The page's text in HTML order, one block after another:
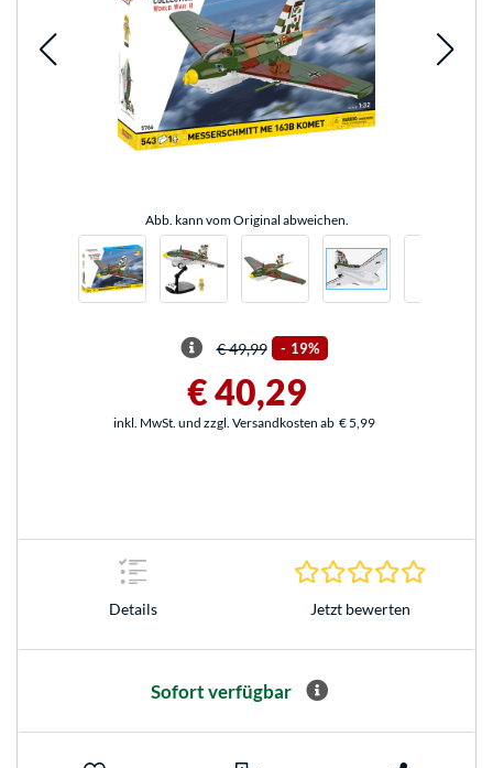
Abb. kann vom Original abweichen.
€ 49,99 - 19%
€ 40,29
inkl. MwSt. und zzgl. Versandkosten ab € 5,99
Details Jetzt bewerten
Sofort verfügbar